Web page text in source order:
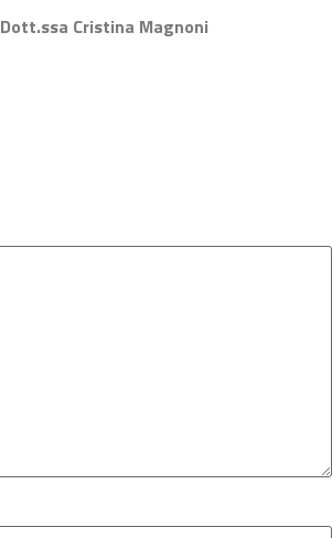
Dott.ssa Cristina Magnoni